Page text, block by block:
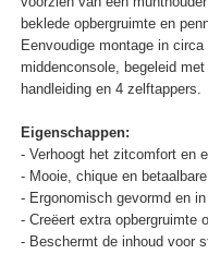
beklede opbergruimte en
Eenvoudige montage in
middenconsole, begeleid
handleiding en 4 zelftappers.
Eigenschappen:
- Verhoogt het zitcomfort en
- Mooie, chique en
- Ergonomisch gevormd en
- Creëert extra opbergruimte
- Beschermt de inhoud voor